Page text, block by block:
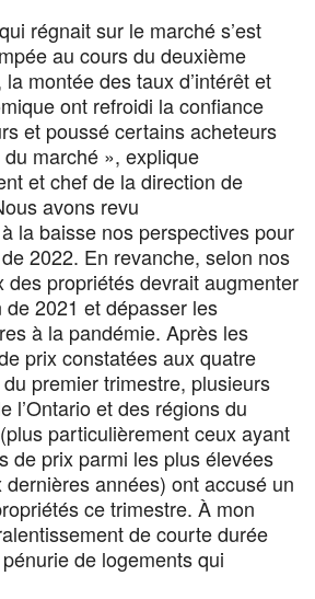
régnait sur le marché s’est
au cours du deuxième
montée des taux d’intérêt et
ont refroidi la confiance
et poussé certains acheteurs
marché », explique
et chef de la direction de
avons revu
la baisse nos perspectives pour
2022. En revanche, selon nos
des propriétés devrait augmenter
2021 et dépasser les
à la pandémie. Après les
prix constatées aux quatre
premier trimestre, plusieurs
l’Ontario et des régions du
particulièrement ceux ayant
de prix parmi les plus élevées
années) ont accusé un
ce trimestre. À mon
de courte durée
de logements qui